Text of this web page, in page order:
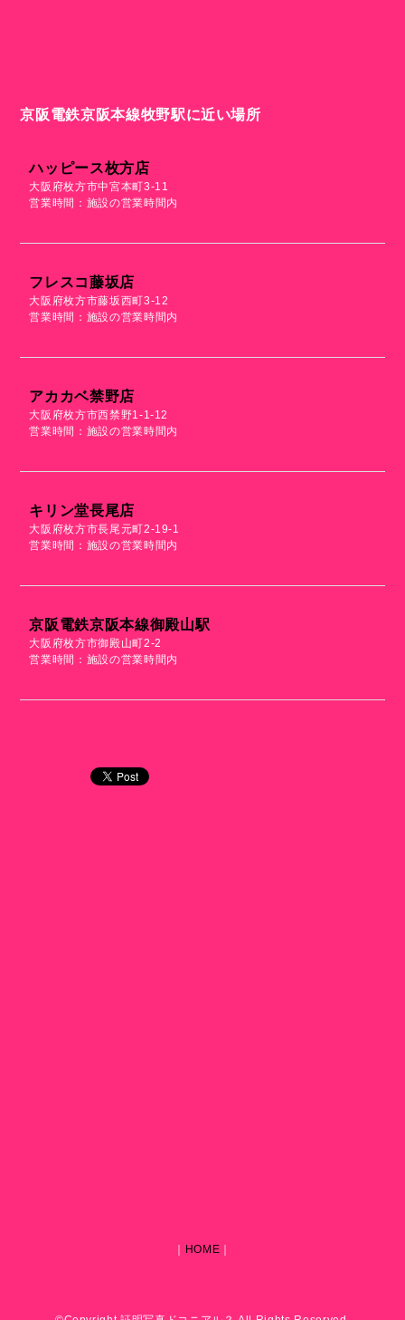
京阪電鉄京阪本線牧野駅に近い場所
ハッピース枚方店
大阪府枚方市中宮本町3-11
営業時間：施設の営業時間内
フレスコ藤坂店
大阪府枚方市藤坂西町3-12
営業時間：施設の営業時間内
アカカベ禁野店
大阪府枚方市西禁野1-1-12
営業時間：施設の営業時間内
キリン堂長尾店
大阪府枚方市長尾元町2-19-1
営業時間：施設の営業時間内
京阪電鉄京阪本線御殿山駅
大阪府枚方市御殿山町2-2
営業時間：施設の営業時間内
HOME